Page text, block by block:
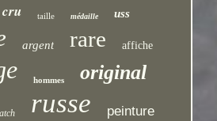
cru taille médaille uss
argent rare affiche
hommes original
russe peinture